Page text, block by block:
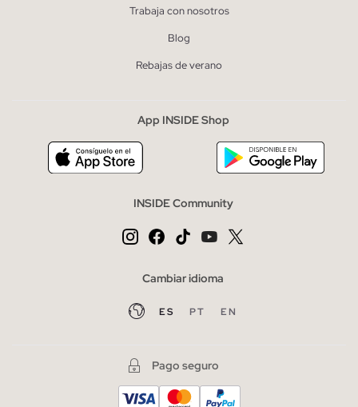
Trabaja con nosotros
Blog
Rebajas de verano
App INSIDE Shop
INSIDE Community
Cambiar idioma
ES PT EN
Pago seguro